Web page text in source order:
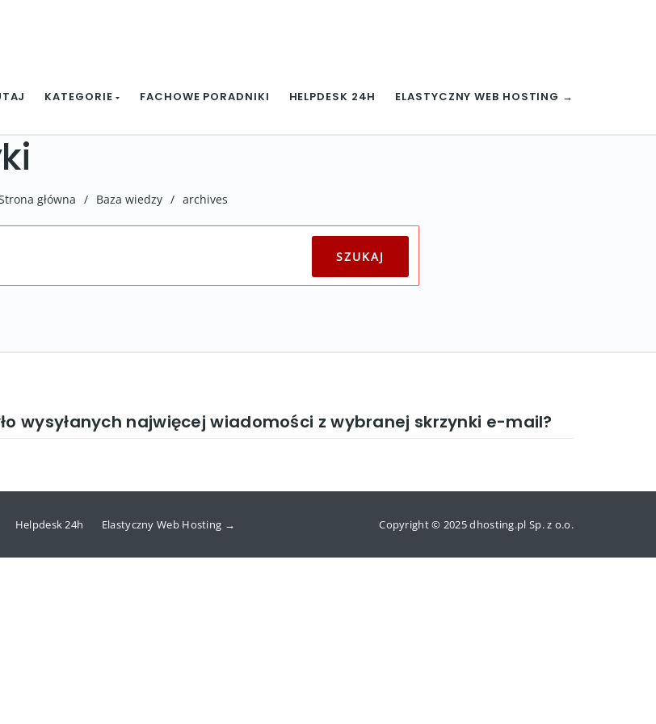
KATEGORIE FACHOWE PORADNIKI HELPDESK 24H ELASTYCZNY WEB HOSTING →
główna / Baza wiedzy / archives
wysyłanych najwięcej wiadomości z wybranej skrzynki e-mail?
Helpdesk 24h Elastyczny Web Hosting → Copyright © 2025 dhosting.pl Sp. z o.o.